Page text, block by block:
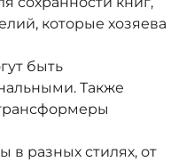
которые хозяева
быть
Также
в разных стилях, от